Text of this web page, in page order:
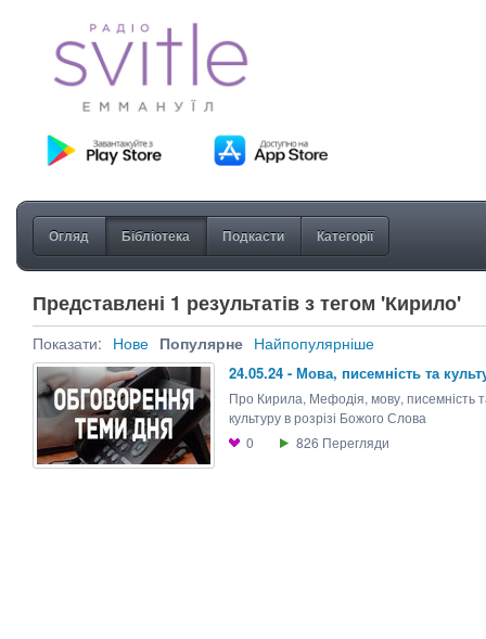
Огляд Бібліотека Подкасти Категорії
Представлені 1 результатів з тегом 'Кирило'
Показати: Нове Популярне Найпопулярніше
24.05.24 - Мова, писемнiсть та
Про Кирила, Мефодія, мову, писемність
культуру в розрізі Божого Слова
0
826 Перегляди